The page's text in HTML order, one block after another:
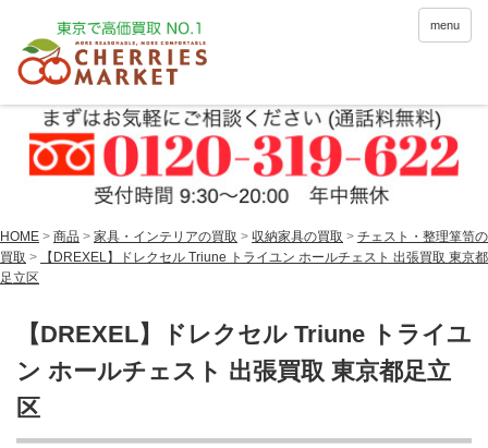
menu
HOME > 商品 > 家具・インテリアの買取 > 収納家具の買取 > チェスト・整理箪笥の
買取 >
【DREXEL】ドレクセル Triune トライユン ホールチェスト 出張買取 東京都
足立区
【DREXEL】ドレクセル Triune トライユ
ン ホールチェスト 出張買取 東京都足立
区